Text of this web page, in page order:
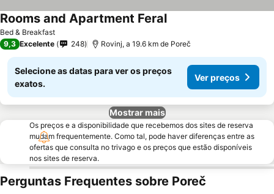
Bed & Breakfast
Rooms and Apartment Feral
9,3 Excelente 248 Rovinj, a 19.6 km de Poreč
Selecione as datas para ver os preços
exatos.
Ver preços
Mostrar mais
Os preços e a disponibilidade que recebemos dos sites de reserva
mudam frequentemente. Como tal, pode haver diferenças entre as
ofertas que consulta no trivago e os preços que estão disponíveis
nos sites de reserva.
Perguntas Frequentes sobre Poreč